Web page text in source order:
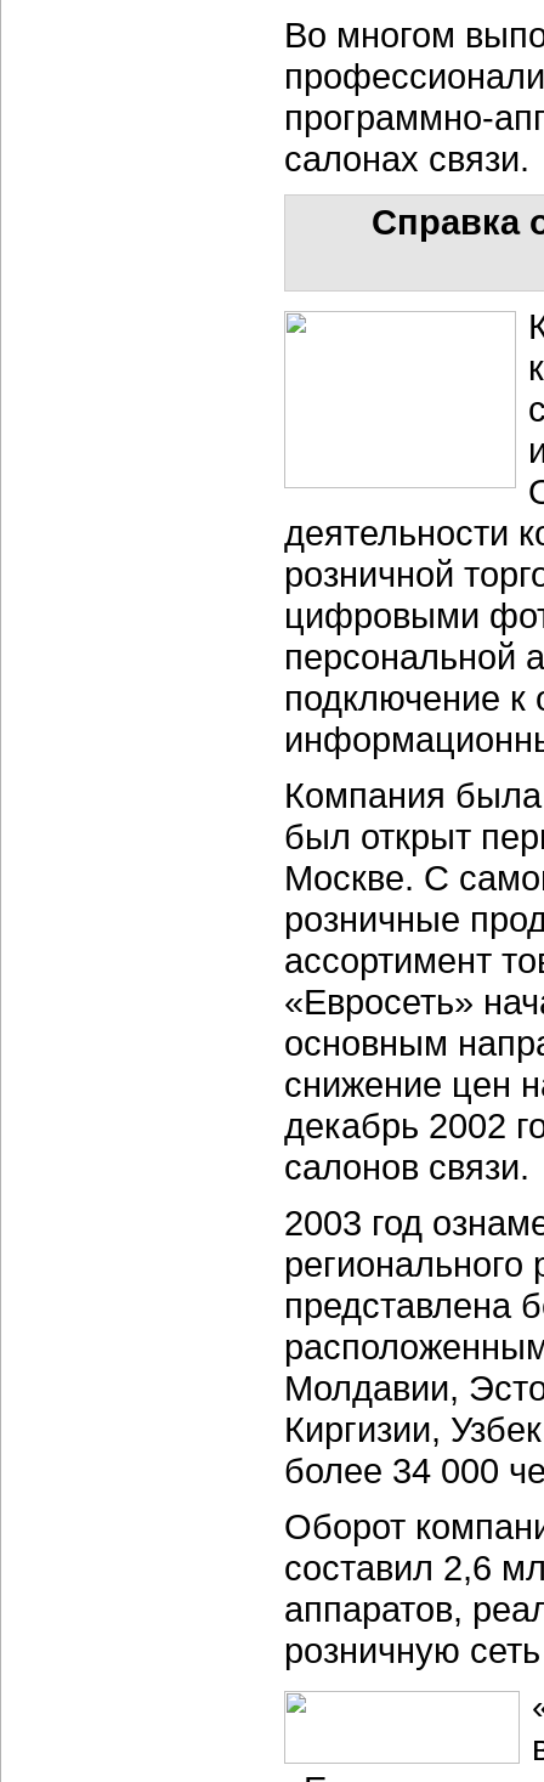
Во многом
программно-
салонах связи.
Справка
деятельности
розничной
цифровыми
персональной
подключение к
Компания была
был открыт
Москве. С
розничные
ассортимент
«Евросеть»
основным
снижение цен
декабрь 2002
салонов связи.
2003 год
представлена
Молдавии,
Киргизии,
более 34 000
Оборот
составил 2,6
аппаратов,
розничную